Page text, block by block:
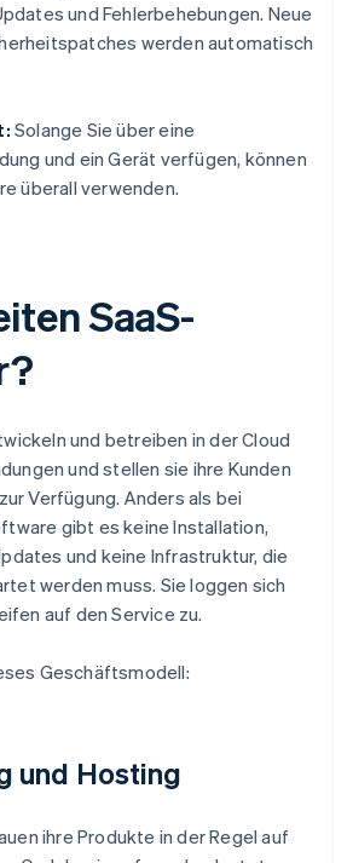
und Fehlerbehebungen. Neue
werden automatisch
Solange Sie über eine
und ein Gerät verfügen, können
überall verwenden.
SaaS-
und betreiben in der Cloud
und stellen sie ihre Kunden
Verfügung. Anders als bei
gibt es keine Installation,
und keine Infrastruktur, die
werden muss. Sie loggen sich
auf den Service zu.
Geschäftsmodell:
und Hosting
ihre Produkte in der Regel auf